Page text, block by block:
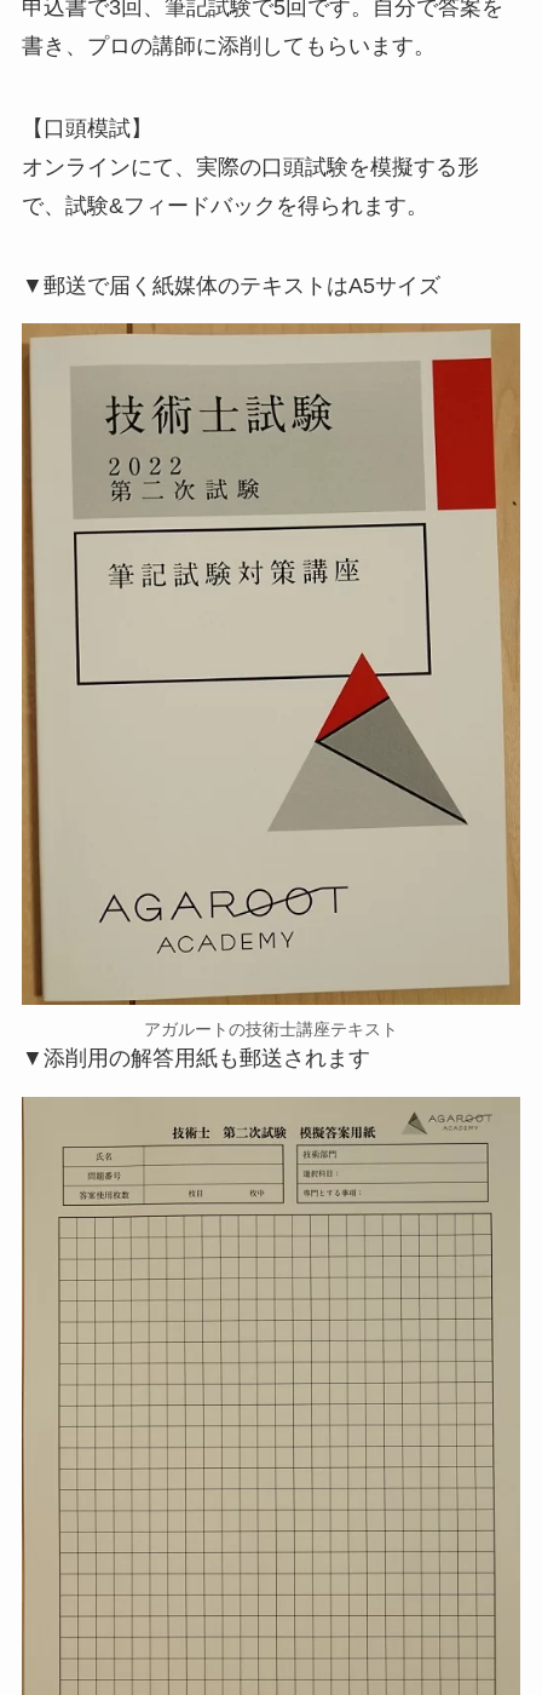
申込書で3回、筆記試験で5回です。自分で答案を
書き、プロの講師に添削してもらいます。
【口頭模試】
オンラインにて、実際の口頭試験を模擬する形
で、試験&フィードバックを得られます。
▼郵送で届く紙媒体のテキストはA5サイズ
アガルートの技術士講座テキスト
▼添削用の解答用紙も郵送されます